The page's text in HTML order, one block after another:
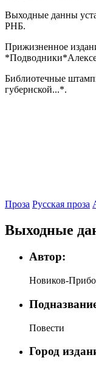
Выходные данны
РНБ.
Прижизненное
Библиотечные
губернской...*.
Проза Русская проза
Выходные
Автор:
Новиков-
Повести
Город